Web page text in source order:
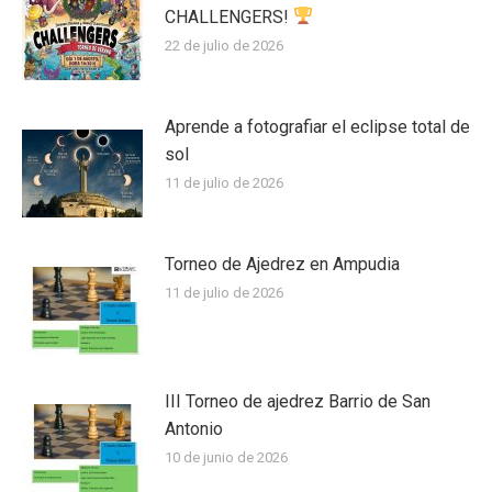
CHALLENGERS!
22 de julio de 2026
Aprende a fotografiar el eclipse total de
sol
11 de julio de 2026
Torneo de Ajedrez en Ampudia
11 de julio de 2026
III Torneo de ajedrez Barrio de San
Antonio
10 de junio de 2026